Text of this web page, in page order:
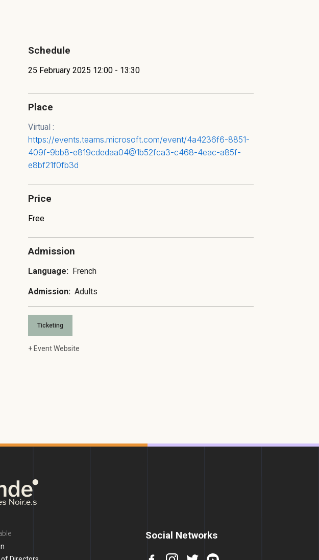
Schedule
25 February 2025 12:00 - 13:30
Place
Virtual :
https://events.teams.microsoft.com/event/4a4236f6-8851-
409f-9bb8-e819cdedaa04@1b52fca3-c468-4eac-a85f-
e8bf21f0fb3d
Price
Free
Admission
Language: French
Admission: Adults
Ticketing
+ Event Website
Social Networks